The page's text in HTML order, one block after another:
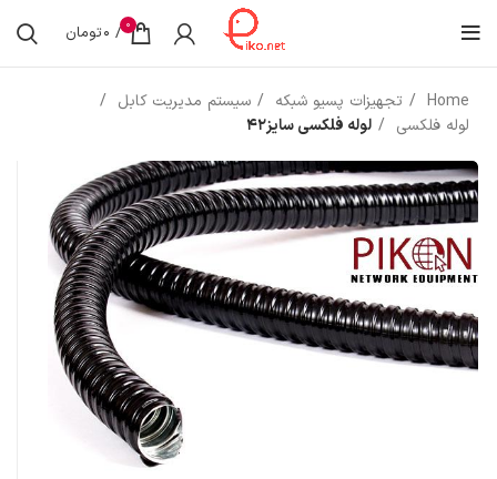
0
/
0تومان
Home تجهیزات پسیو شبکه
سیستم مدیریت کابل
لوله فلکسی
لوله فلکسی سایز42